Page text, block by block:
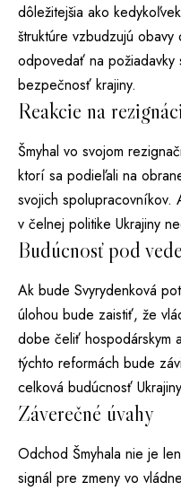
dôležitejšia ako
štruktúre vzbudzujú
odpovedať na
bezpečnosť krajiny.
Reakcie na
Šmyhal vo svojom
ktorí sa podieľali na
svojich spolupracovníkov.
v čelnej politike Ukrajiny
Budúcnosť pod
Ak bude Svyrydenková
úlohou bude zaistiť, že
dobe čeliť hospodárskym
týchto reformách bude
celková budúcnosť
Záverečné úvahy
Odchod Šmyhala nie je
signál pre zmeny vo